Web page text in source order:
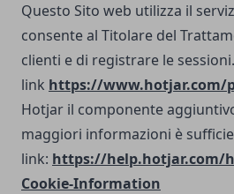
Questo Sito web utilizza il
consente al Titolare del
clienti e di registrare le
link https://www.hotjar.com/
Hotjar il componente
maggiori informazioni è
link: https://help.hotjar.com/
Cookie-Information